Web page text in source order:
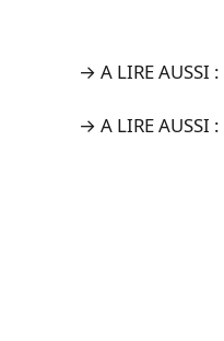
→ A LIRE AUSSI :
→ A LIRE AUSSI :